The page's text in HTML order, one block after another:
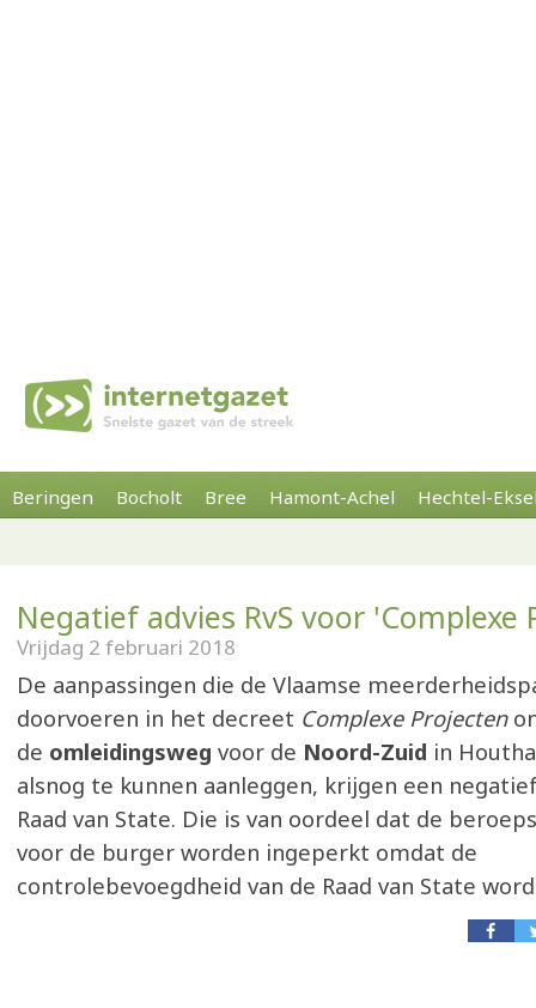
Beringen Bocholt Bree Hamont-Achel Hechtel-
Negatief advies RvS voor 'Complexe
Vrijdag 2 februari 2018
De aanpassingen die de Vlaamse
doorvoeren in het decreet Complexe Projecten
de omleidingsweg voor de Noord-Zuid in
alsnog te kunnen aanleggen, krijgen een
Raad van State. Die is van oordeel dat de
voor de burger worden ingeperkt omdat de
controlebevoegdheid van de Raad van State